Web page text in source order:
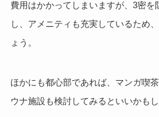
費用はかかってしまいますが、3密を
し、アメニティも充実しているため
ょう。
ほかにも都心部であれば、マンガ喫
ウナ施設も検討してみるといいかもし